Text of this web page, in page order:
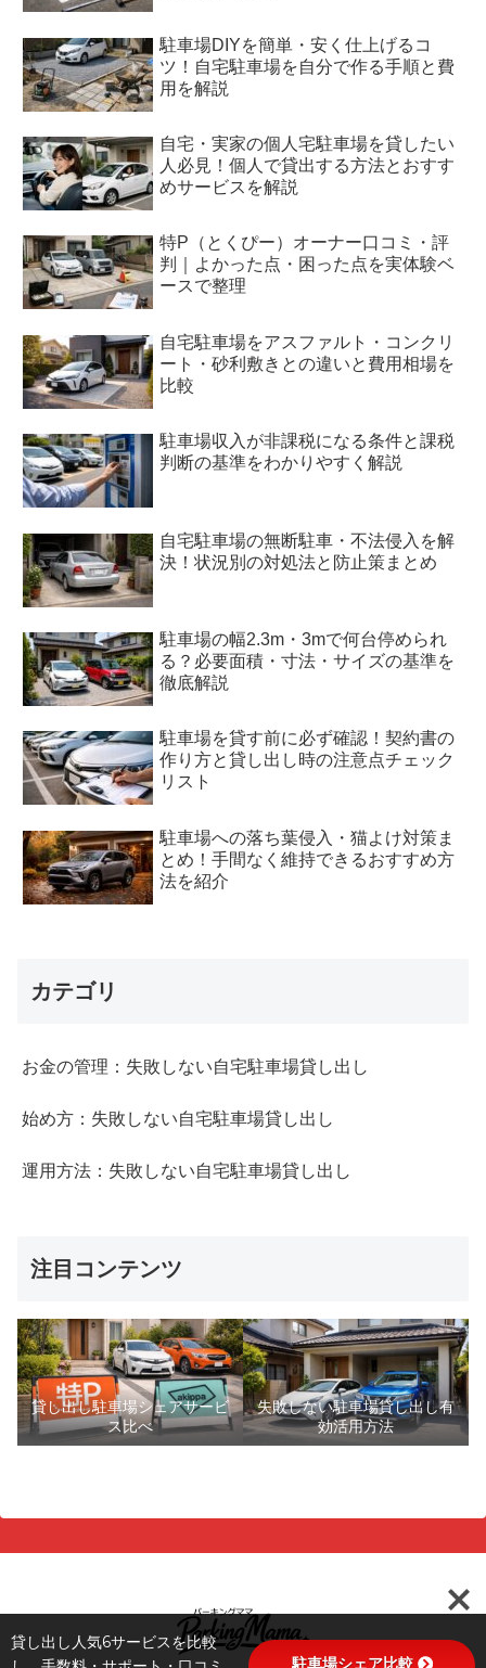
駐車場DIYを簡単・安く仕上げるコ
ツ！自宅駐車場を自分で作る手順と費
用を解説
自宅・実家の個人宅駐車場を貸したい
人必見！個人で貸出する方法とおすす
めサービスを解説
特P（とくぴー）オーナー口コミ・評
判｜よかった点・困った点を実体験ベ
ースで整理
自宅駐車場をアスファルト・コンクリ
ート・砂利敷きとの違いと費用相場を
比較
駐車場収入が非課税になる条件と課税
判断の基準をわかりやすく解説
自宅駐車場の無断駐車・不法侵入を解
決！状況別の対処法と防止策まとめ
駐車場の幅2.3m・3mで何台停められ
る？必要面積・寸法・サイズの基準を
徹底解説
駐車場を貸す前に必ず確認！契約書の
作り方と貸し出し時の注意点チェック
リスト
駐車場への落ち葉侵入・猫よけ対策ま
とめ！手間なく維持できるおすすめ方
法を紹介
カテゴリ
お金の管理：失敗しない自宅駐車場貸し出し
始め方：失敗しない自宅駐車場貸し出し
運用方法：失敗しない自宅駐車場貸し出し
注目コンテンツ
貸し出し駐車場シェアサービ
ス比べ
失敗しない駐車場貸し出し有
効活用方法
貸し出し人気6サービスを比較
駐車場シェア比較